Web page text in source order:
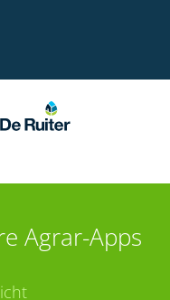
Agrar-Apps